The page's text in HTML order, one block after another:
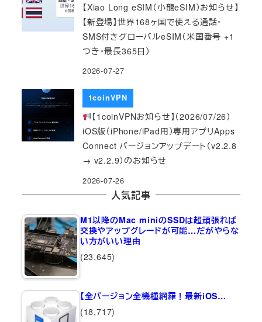
【Xiao Long eSIM（小龍eSIM）お知らせ】
【新登場】世界168ヶ国で使える通話・
SMS付きグローバルeSIM（米国番号 +1
つき・最長365日）
2026-07-27
1coinVPN
【1coinVPNお知らせ】（2026/07/26）
iOS版（iPhone/iPad用）専用アプリApps
Connect バージョンアップデート（v2.2.8
→ v2.2.9）のお知らせ
2026-07-26
人気記事
M1以降のMac miniのSSDは超頑張れば
交換やアップグレードが可能…だがやらな
い方がいい理由
(23,645)
【全バージョン全機種網羅！最新iOS…
(18,717)